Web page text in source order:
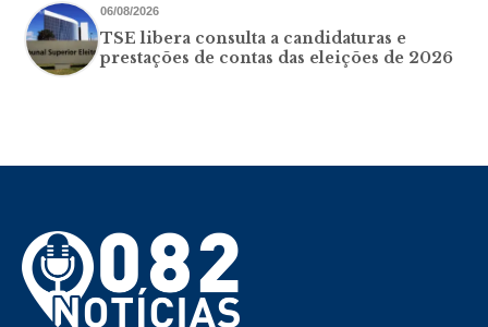
06/08/2026
TSE libera consulta a candidaturas e
prestações de contas das eleições de 2026